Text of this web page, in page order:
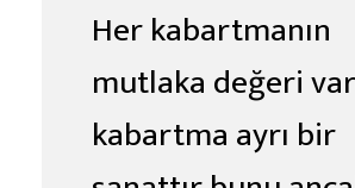
Her kabartmanın
mutlaka değeri
kabartma ayrı bir